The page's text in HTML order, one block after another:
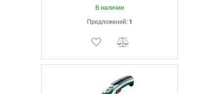
В наличии
Предложений:1